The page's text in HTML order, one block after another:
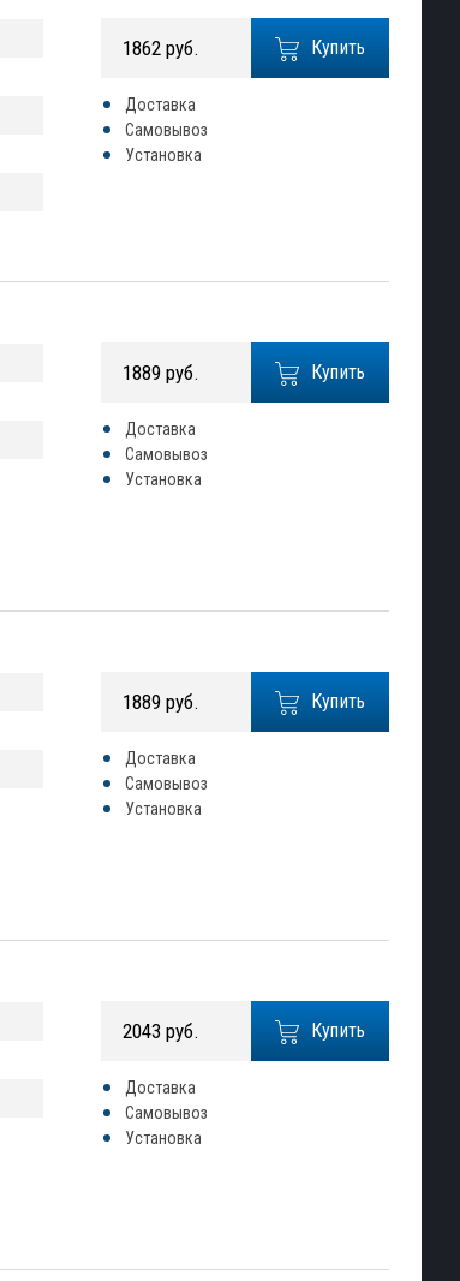
Купить
1862 руб.
Доставка
Самовывоз
Установка
Купить
1889 руб.
Доставка
Самовывоз
Установка
Купить
1889 руб.
Доставка
Самовывоз
Установка
Купить
2043 руб.
Доставка
Самовывоз
Установка